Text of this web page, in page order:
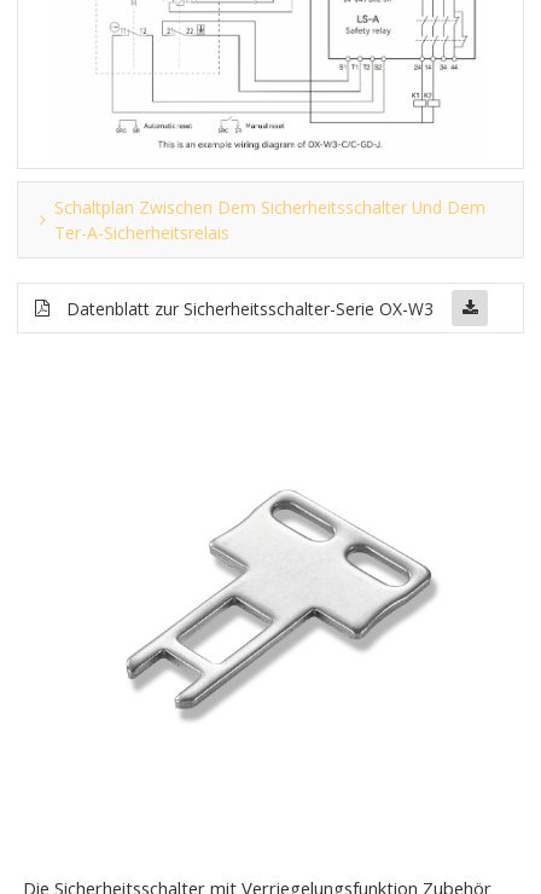
Schaltplan Zwischen Dem Sicherheitsschalter Und Dem
Ter-A-Sicherheitsrelais
Datenblatt zur Sicherheitsschalter-Serie OX-W3
Die Sicherheitsschalter mit Verriegelungsfunktion Zubehör